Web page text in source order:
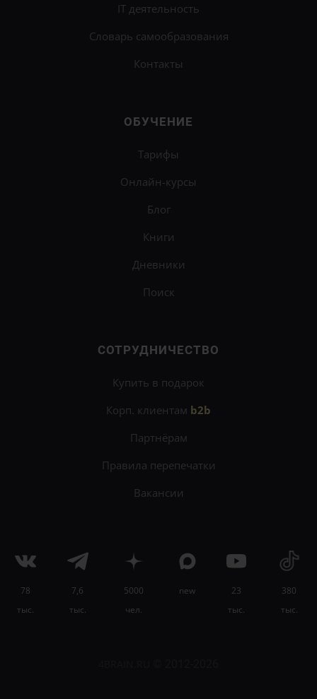
IT деятельность
Словарь самообразования
Контакты
ОБУЧЕНИЕ
Тарифы
Онлайн-курсы
Блог
Книги
Дневники
Поиск
СОТРУДНИЧЕСТВО
Купить в подарок
Корп. клиентам b2b
Партнёрам
Правила перепечатки
Вакансии
78
тыс.
7,6
тыс.
5000
чел.
new
23
тыс.
380
тыс.